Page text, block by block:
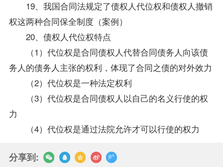
19、我国合同法规定了债权人代位权和债权人撤销
权这两种合同保全制度（案例）
20、债权人代位权特点
（1）代位权是合同债权人代替合同债务人向该债
务人的债务人主张的权利，体现了合同之债的对外效力
（2）代位权是一种法定权利
（3）代位权是合同债权人以自己的名义行使的权
力
（4）代位权是通过法院允许才可以行使的权力
分享到: